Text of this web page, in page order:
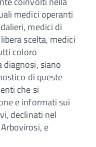
medici operanti
medici di
scelta, medici
coloro
siano
di queste
che si
e informati sui
declinati nel
e